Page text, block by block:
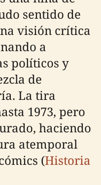
sentido de
visión crítica
a
políticos y
de
La tira
1973, pero
haciendo
atemporal
(Historia